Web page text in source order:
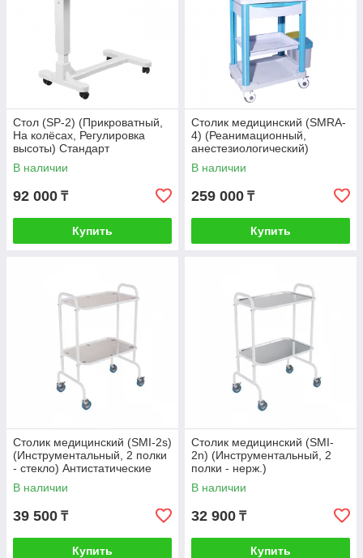
Стол (SP-2) (Прикроватный,
На колёсах, Регулировка
высоты) Стандарт
В наличии
92 000 ₸
Купить
Столик медицинский (SMRA-
4) (Реанимационный,
анестезиологический)
В наличии
259 000 ₸
Купить
Столик медицинский (SMI-2s)
(Инструментальный, 2 полки
- стекло) Антистатические
колеса
В наличии
39 500 ₸
Купить
Столик медицинский (SMI-
2n) (Инструментальный, 2
полки - нерж.)
Антистатические колеса
В наличии
32 900 ₸
Купить